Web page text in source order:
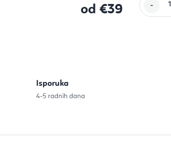
od€39
Isporuka
4-5 radnih dana